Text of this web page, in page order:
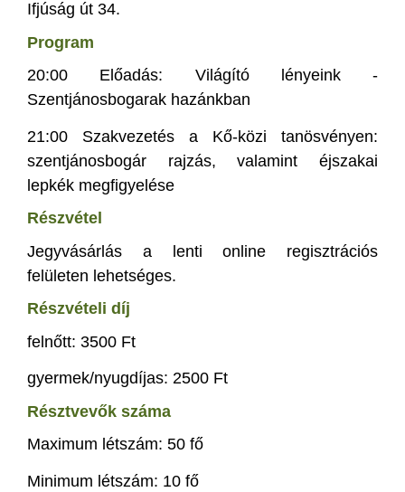
Ifjúság út 34.
Program
20:00 Előadás: Világító lényeink -
Szentjánosbogarak hazánkban
21:00 Szakvezetés a Kő-közi tanösvényen:
szentjánosbogár rajzás, valamint éjszakai
lepkék megfigyelése
Részvétel
Jegyvásárlás a lenti online regisztrációs
felületen lehetséges.
Részvételi díj
felnőtt: 3500 Ft
gyermek/nyugdíjas: 2500 Ft
Résztvevők száma
Maximum létszám: 50 fő
Minimum létszám: 10 fő